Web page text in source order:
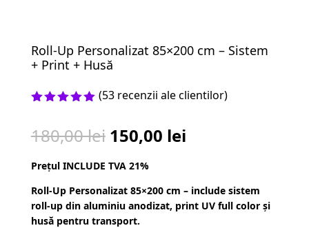
Roll-Up Personalizat 85×200 cm – Sistem
+ Print + Husă
pe baza a
de
de la
(53 recenzii ale clientilor)
180,00lei Prețul
a
fost:
180,00 lei.
150,00 leiPrețul
150,00 lei.
Prețul INCLUDE TVA 21%
Roll-Up Personalizat 85×200 cm – include sistem
roll-up din aluminiu anodizat, print UV full color și
husă pentru transport.